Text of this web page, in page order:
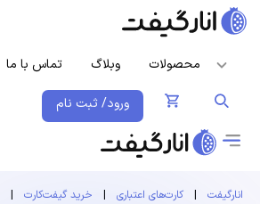
محصولات وبلاگ تماس با ما
ورود/ ثبت نام
انارگیفت | کارت‌های اعتباری | خرید گیفت‌کارت |